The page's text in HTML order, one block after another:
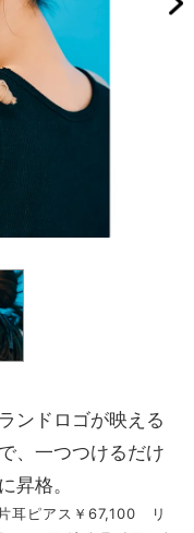
ンドロゴが映える
、一つつけるだけ
昇格。
耳ピアス￥67,100 リ